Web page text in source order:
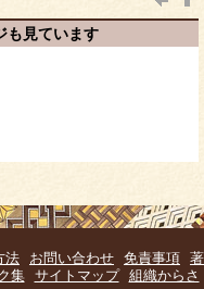
も見ています
法 お問い合わせ 免責事項 著
集 サイトマップ
組織からさ